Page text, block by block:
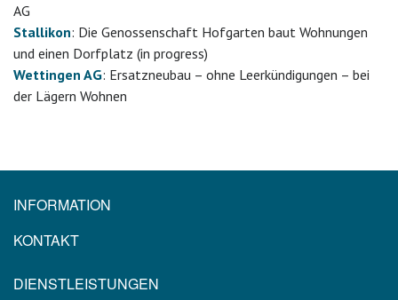
AG
Stallikon: Die Genossenschaft Hofgarten baut Wohnungen
und einen Dorfplatz (in progress)
Wettingen AG: Ersatzneubau – ohne Leerkündigungen – bei
der Lägern Wohnen
INFORMATION
KONTAKT
DIENSTLEISTUNGEN